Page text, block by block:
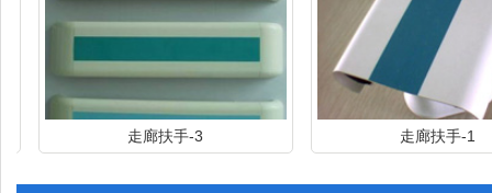
走廊扶手-3 走廊扶手-1